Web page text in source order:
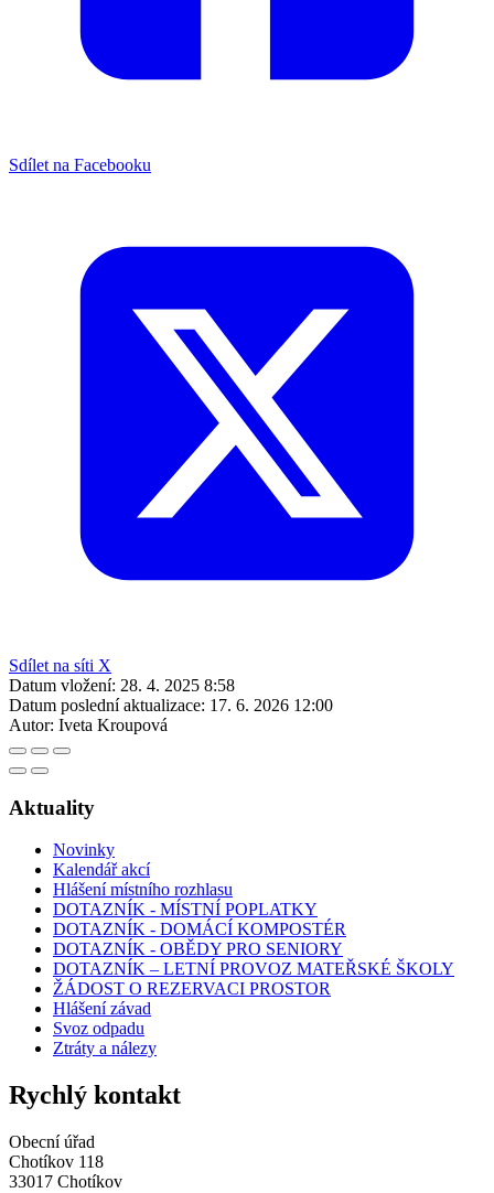
Sdílet na Facebooku
Sdílet na síti X
Datum vložení: 28. 4. 2025 8:58
Datum poslední aktualizace: 17. 6. 2026 12:00
Autor: Iveta Kroupová
Aktuality
Novinky
Kalendář akcí
Hlášení místního rozhlasu
DOTAZNÍK - MÍSTNÍ POPLATKY
DOTAZNÍK - DOMÁCÍ KOMPOSTÉR
DOTAZNÍK - OBĚDY PRO SENIORY
DOTAZNÍK – LETNÍ PROVOZ MATEŘSKÉ ŠKOLY
ŽÁDOST O REZERVACI PROSTOR
Hlášení závad
Svoz odpadu
Ztráty a nálezy
Rychlý kontakt
Obecní úřad
Chotíkov 118
33017 Chotíkov